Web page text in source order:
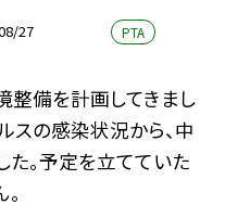
27 PTA
整備を計画してきまし
スの感染状況から、中
た。予定を立てていた